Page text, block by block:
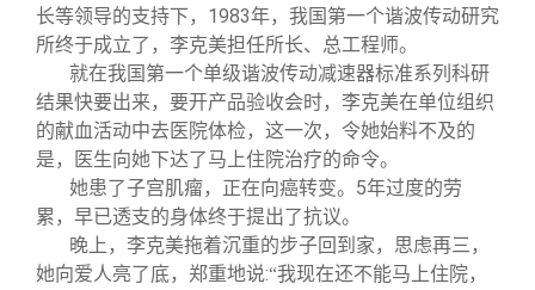
长等领导的支持下， 1983年，我国第一个谐波传动研究
所终于成立了，李克美担任所长、总工程师。
就在我国第一个单级谐波传动减速器标准系列科研
结果快要出来，要开产品验收会时，李克美在单位组织
的献血活动中去医院体检，这一次，令她始料不及的
是，医生向她下达了马上住院治疗的命令。
她患了子宫肌瘤，正在向癌转变。 5年过度的劳
累，早已透支的身体终于提出了抗议。
晚上，李克美拖着沉重的步子回到家，思虑再三，
她向爱人亮了底，郑重地说:“我现在还不能马上住院，